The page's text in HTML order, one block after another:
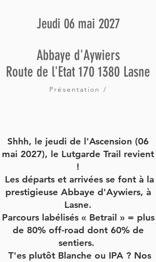
Jeudi 06 mai 2027
Abbaye d'Aywiers
Route de l'Etat 170 1380 Lasne
Présentation /
Shhh, le jeudi de l'Ascension (06
mai 2027), le Lutgarde Trail revient
!
Les départs et arrivées se font à la
prestigieuse Abbaye d'Aywiers, à
Lasne.
Parcours labélisés « Betrail » = plus
de 80% off-road dont 60% de
sentiers.
T'es plutôt Blanche ou IPA ? Nos